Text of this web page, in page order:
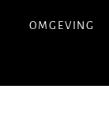
OMGEVING